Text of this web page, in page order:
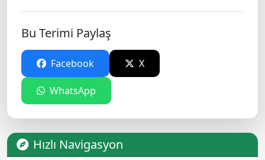
Bu Terimi Paylaş
Facebook X
WhatsApp
Hızlı Navigasyon